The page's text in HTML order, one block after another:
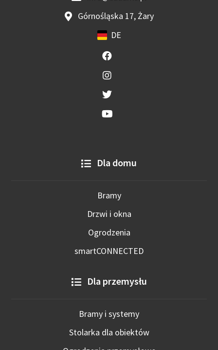
Górnośląska 17, Żary
DE
Dla domu
Bramy
Drzwi i okna
Ogrodzenia
smartCONNECTED
Dla przemysłu
Bramy i systemy
Stolarka dla obiektów